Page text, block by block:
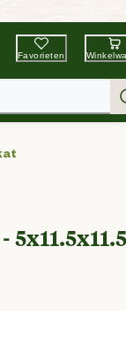
Dier
Favorieten